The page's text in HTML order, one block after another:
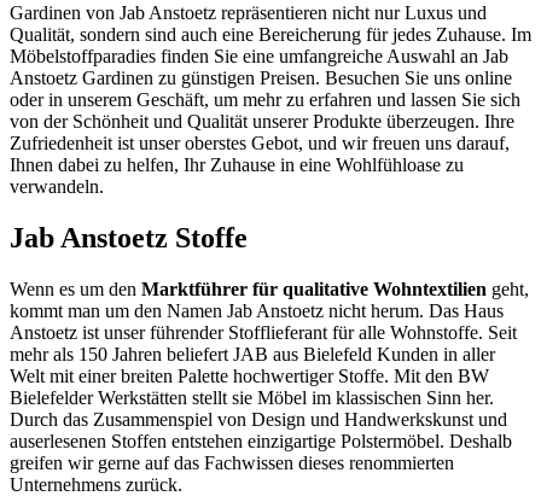
Gardinen von Jab Anstoetz repräsentieren nicht nur Luxus und
Qualität, sondern sind auch eine Bereicherung für jedes Zuhause. Im
Möbelstoffparadies finden Sie eine umfangreiche Auswahl an Jab
Anstoetz Gardinen zu günstigen Preisen. Besuchen Sie uns online
oder in unserem Geschäft, um mehr zu erfahren und lassen Sie sich
von der Schönheit und Qualität unserer Produkte überzeugen. Ihre
Zufriedenheit ist unser oberstes Gebot, und wir freuen uns darauf,
Ihnen dabei zu helfen, Ihr Zuhause in eine Wohlfühloase zu
verwandeln.
Jab Anstoetz Stoffe
Wenn es um den Marktführer für qualitative Wohntextilien geht,
kommt man um den Namen Jab Anstoetz nicht herum. Das Haus
Anstoetz ist unser führender Stofflieferant für alle Wohnstoffe. Seit
mehr als 150 Jahren beliefert JAB aus Bielefeld Kunden in aller
Welt mit einer breiten Palette hochwertiger Stoffe. Mit den BW
Bielefelder Werkstätten stellt sie Möbel im klassischen Sinn her.
Durch das Zusammenspiel von Design und Handwerkskunst und
auserlesenen Stoffen entstehen einzigartige Polstermöbel. Deshalb
greifen wir gerne auf das Fachwissen dieses renommierten
Unternehmens zurück.